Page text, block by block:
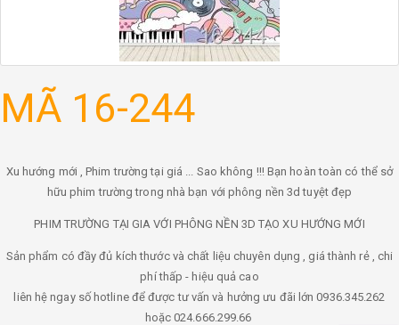
MÃ 16-244
Xu hướng mới , Phim trường tại giá ... Sao không !!! Bạn hoàn toàn có thể sở
hữu phim trường trong nhà bạn với phông nền 3d tuyệt đẹp
PHIM TRƯỜNG TẠI GIA VỚI PHÔNG NỀN 3D TẠO XU HƯỚNG MỚI
Sản phẩm có đầy đủ kích thước và chất liệu chuyên dụng , giá thành rẻ , chi
phí thấp - hiệu quả cao
liên hệ ngay số hotline để được tư vấn và hưởng ưu đãi lớn 0936.345.262
hoặc 024.666.299.66